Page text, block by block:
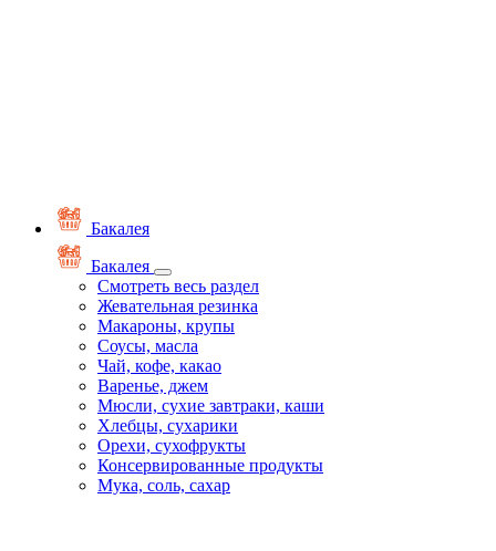
Бакалея
Бакалея
Смотреть весь раздел
Жевательная резинка
Макароны, крупы
Соусы, масла
Чай, кофе, какао
Варенье, джем
Мюсли, сухие завтраки, каши
Хлебцы, сухарики
Орехи, сухофрукты
Консервированные продукты
Мука, соль, сахар